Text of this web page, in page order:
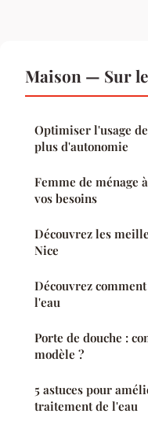
Maison — Sur
Optimiser l'usage
plus d'autonomie
Femme de ménage
vos besoins
Découvrez les
Nice
Découvrez
l'eau
Porte de douche :
modèle ?
5 astuces pour
traitement de l'eau